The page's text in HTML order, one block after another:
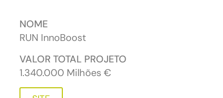
NOME
RUN InnoBoost
VALOR TOTAL PROJETO
1.340.000 Milhões €